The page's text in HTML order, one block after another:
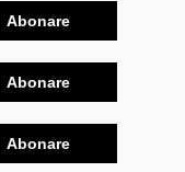
Abonare
Abonare
Abonare